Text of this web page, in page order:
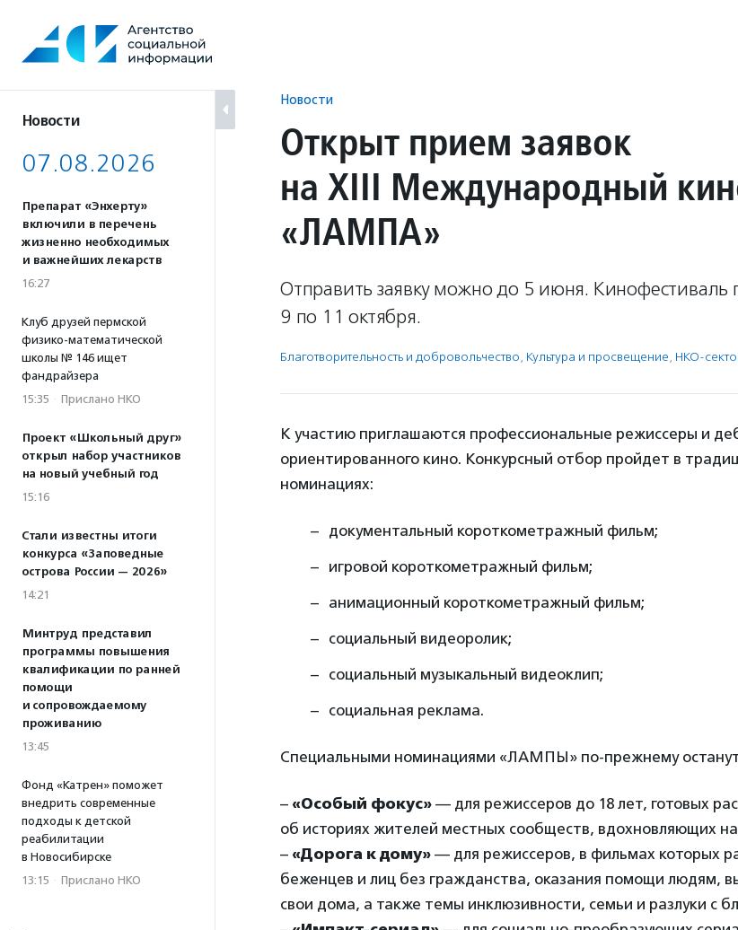
содержанию
Новости
07.08.2026
Препарат «Энхерту»
включили в перечень
жизненно необходимых
и важнейших лекарств
16:27
Клуб друзей пермской
физико-математической
школы № 146 ищет
фандрайзера
15:35 · Прислано НКО
Проект «Школьный друг»
открыл набор участников
на новый учебный год
15:16
Стали известны итоги
конкурса «Заповедные
острова России — 2026»
14:21
Минтруд представил
программы повышения
квалификации по ранней
помощи
и сопровождаемому
проживанию
13:45
Фонд «Катрен» поможет
внедрить современные
подходы к детской
реабилитации
в Новосибирске
13:15 · Прислано НКО
Новости
Открыт прием заявок
на XIII Международный
«ЛАМПА»
Отправить заявку можно до 5 июня. Кинофестиваль
9 по 11 октября.
Благотвори­тель­ность и доброволь­чест­во, Культура и просвещение, НКО-
К участию приглашаются профессиональные режиссеры и
ориентированного кино. Конкурсный отбор пройдет в
номинациях:
документальный короткометражный фильм;
игровой короткометражный фильм;
анимационный короткометражный фильм;
социальный видеоролик;
социальный музыкальный видеоклип;
социальная реклама.
Специальными номинациями «ЛАМПЫ» по-прежнему
– «Особый фокус» — для режиссеров до 18 лет, готовых
об историях жителей местных сообществ, вдохновляющих
– «Дорога к дому» — для режиссеров, в фильмах которых
беженцев и лиц без гражданства, оказания помощи людям,
свои дома, а также темы инклюзивности, семьи и разлуки с